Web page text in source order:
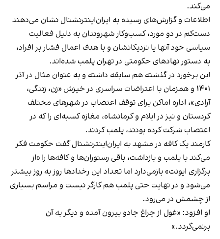
می‌کند.
اطلاعات و گزارش‌های رسیده به ایران‌اینترنشنال نشان می‌دهند
دست‌کم در دو مورد، کسب‌وکار شهروندان به دلیل فعالیت
سیاسی خود آنها یا نزدیکانشان و با هدف اعمال فشار بر افراد،
به دستور نهادهای حکومتی در تهران پلمب شده‌اند.
این برخورد در گذشته هم سابقه داشته و به عنوان مثال در آذر
۱۴۰۱ و همزمان با اعتراضات سراسری در خیزش «زن، زندگی،
آزادی»، اداره اماکن برای توقف اعتصاب در شهرهای مختلف
کردستان و نیز در ایلام و کرمانشاه، مغازه کسبه‌ای را که در
اعتصاب شرکت کرده بودند، پلمب کردند.
کارمند یک کافه در مشهد به ایران‌اینترنشنال گفت حکومت فکر
می‌کند با پلمب و بازداشت، باقی رستوران‌ها و کافه‌ها را «از
برگزاری ایونت» بازمی‌دارد اما تعداد این رخدادها روز به روز بیشتر
می‌شود و در نهایت حتی پلمب هم کارگر نیست و مراسم بسیاری
از چشمش در می‌رود.
او افزود: «غول از چراغ جادو بیرون آمده و دیگر به آن
برنمی‎‌گردد.»